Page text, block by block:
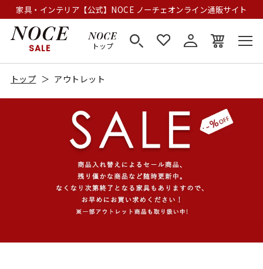
家具・インテリア【公式】NOCE ノーチェオンライン通販サイト
SALE トップ
トップ アウトレット